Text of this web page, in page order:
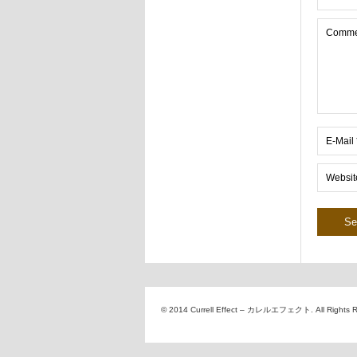
© 2014 Currell Effect – カレルエフェクト. All Rights